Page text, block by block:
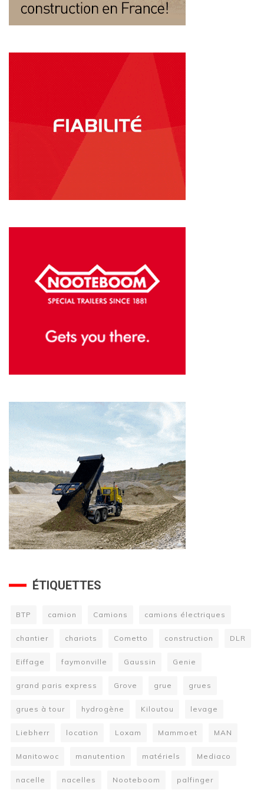
ÉTIQUETTES
BTP camion Camions camions électriques
chantier chariots Cometto construction DLR
Eiffage faymonville Gaussin Genie
grand paris express Grove grue grues
grues à tour hydrogène Kiloutou levage
Liebherr location Loxam Mammoet MAN
Manitowoc manutention matériels Mediaco
nacelle nacelles Nooteboom palfinger